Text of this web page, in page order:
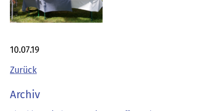
10.07.19
Zurück
Archiv